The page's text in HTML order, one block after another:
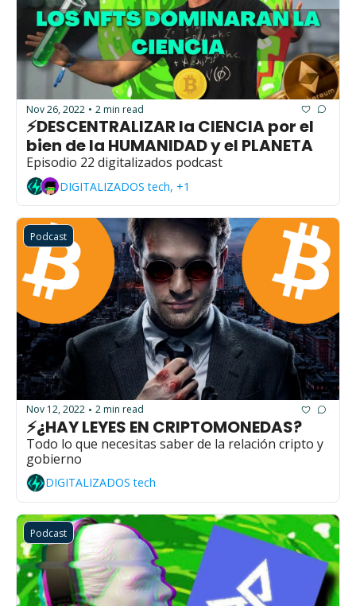
Nov 26, 2022 • 2 min read
⚡DESCENTRALIZAR la CIENCIA por el
bien de la HUMANIDAD y el PLANETA
Episodio 22 digitalizados podcast
DIGITALIZADOS tech, +1
Podcast
Nov 12, 2022 • 2 min read
⚡¿HAY LEYES EN CRIPTOMONEDAS?
Todo lo que necesitas saber de la relación cripto y
gobierno
DIGITALIZADOS tech
Podcast